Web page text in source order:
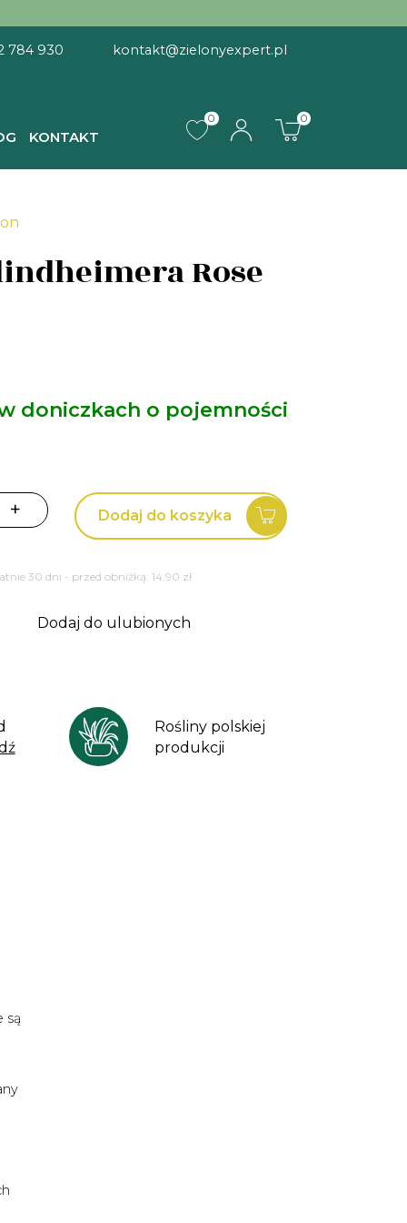
784 930 kontakt@zielonyexpert.pl
KONTAKT
0 0
Rose
doniczkach o pojemności
+ Dodaj do koszyka
30 dni - przed obniżką: 14.90 zł
Dodaj do ulubionych
Rośliny polskiej
produkcji
są